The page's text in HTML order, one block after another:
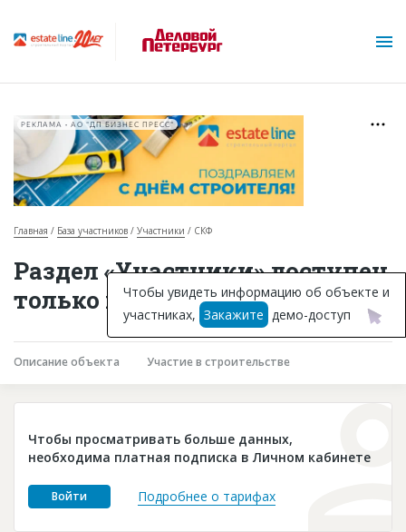
Горячие объекты
База строящихся объектов
Инвестпроекты
Глоссарий
Платные услуги
Пресс-релизы
РЕКЛАМА • АО "ДП БИЗНЕС ПРЕСС"
Главная База участников Участники СКФ
Раздел «Участники» доступен
только подписчикам
Описание объекта Участие в строительстве
Чтобы просматривать больше данных,
необходима платная подписка в Личном кабинете
Войти Подробнее о тарифах
Чтобы увидеть информацию об объекте и
участниках, Закажите демо-доступ